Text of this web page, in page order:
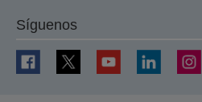
Síguenos